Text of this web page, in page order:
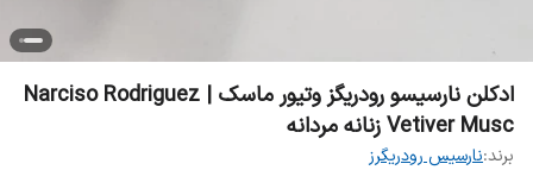
ادکلن نارسیسو رودریگز وتیور ماسک | Narciso Rodriguez
Vetiver Musc زنانه مردانه
برند:نارسیس رودریگرز